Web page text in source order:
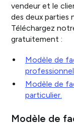
vendeur et le
des deux parties
Téléchargez
gratuitement :
Modèle de
Modèle de
particulier.
Modèle de